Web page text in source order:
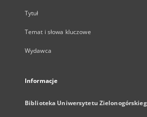
Tytuł
Temat i słowa kluczowe
Wydawca
Informacje
Biblioteka Uniwersytetu